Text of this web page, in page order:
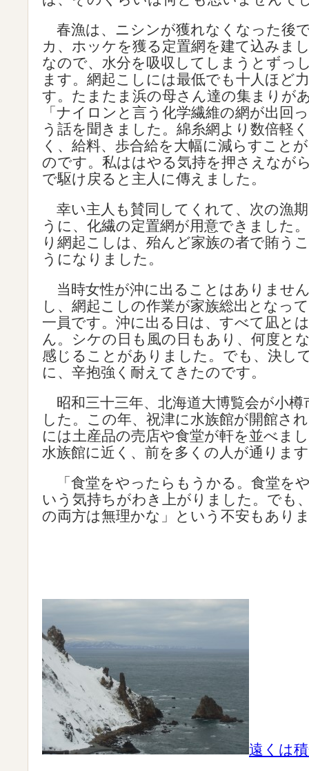
春漁は、ニシンが獲れなくなった後
カ、ホッケを獲る定置網を建て込みま
なので、水分を吸収してしまうとずっ
ます。網起こしには最低でも十人ほど
す。たまたま浜の母さん達の集まりが
「ナイロンと言う化学繊維の網が出回
う話を聞きました。綿糸網より数倍軽
く、給料、歩合給を大幅に減らすこと
のです。私ははやる気持を押さえなが
で駆け戻ると主人に傳えました。
幸い主人も賛同してくれて、次の漁
うに、化繊の定置網が用意できました
り網起こしは、殆んど家族の者で賄う
うになりました。
当時女性が沖に出ることはありませ
し、網起こしの作業が家族総出となっ
一員です。沖に出る日は、すべて凪と
ん。シケの日も風の日もあり、何度と
感じることがありました。でも、決し
に、辛抱強く耐えてきたのです。
昭和三十三年、北海道大博覧会が小樽
した。この年、祝津に水族館が開館さ
には土産品の売店や食堂が軒を並べま
水族館に近く、前を多くの人が通りま
「食堂をやったらもうかる。食堂を
いう気持ちがわき上がりました。でも
の両方は無理かな」という不安もあり
遠くは